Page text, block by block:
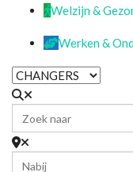
Welzijn &
Werken &